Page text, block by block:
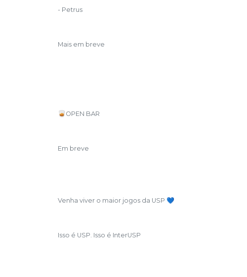
- Petrus
Mais em breve
🥃OPEN BAR
Em breve
Venha viver o maior jogos da USP 💙
Isso é USP. Isso é InterUSP